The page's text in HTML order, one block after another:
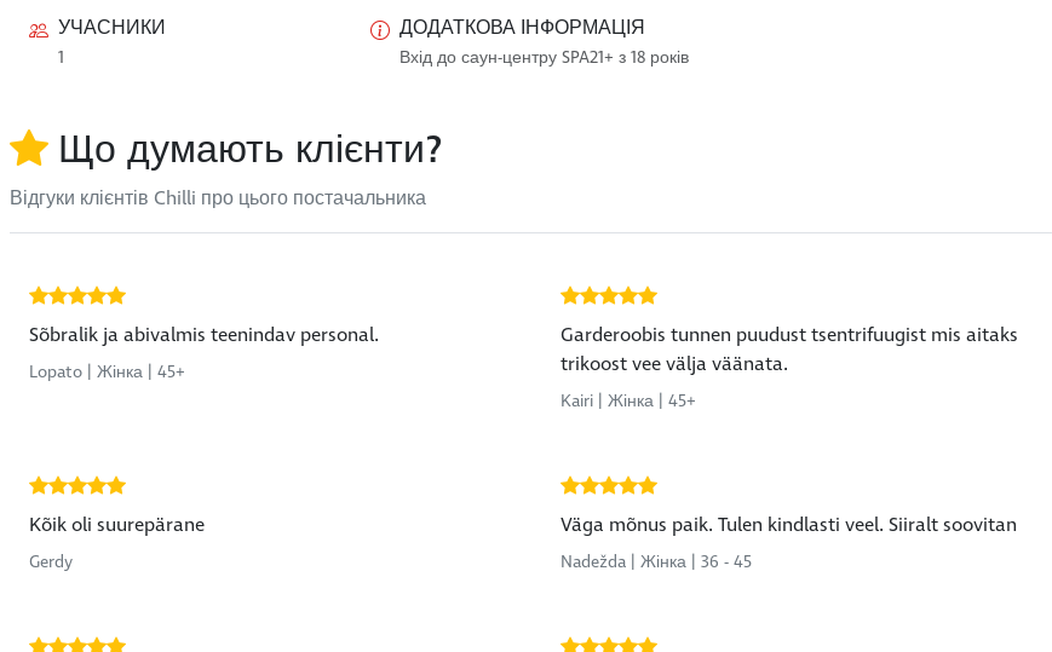
УЧАСНИКИ
1
ДОДАТКОВА ІНФОРМАЦІЯ
Вхід до саун-центру SPA21+ з 18 років
Що думають клієнти?
Відгуки клієнтів Chilli про цього постачальника
Sõbralik ja abivalmis teenindav personal.
Lopato | Жінка | 45+
Garderoobis tunnen puudust tsentrifuugist mis aitaks
trikoost vee välja väänata.
Kairi | Жінка | 45+
Kõik oli suurepärane
Gerdy
Väga mõnus paik. Tulen kindlasti veel. Siiralt soovitan
Nadežda | Жінка | 36 - 45